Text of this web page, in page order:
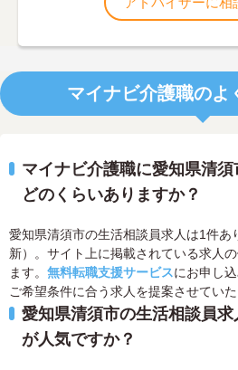
マイナビ介護職のよ
マイナビ介護職に愛知県清
どのくらいありますか？
愛知県清須市の生活相談員求人は1件あ
新）。サイト上に掲載されている求人
ます。 無料転職支援サービスにお申し
ご希望条件に合う求人を提案させていた
愛知県清須市の生活相談員
が人気ですか？